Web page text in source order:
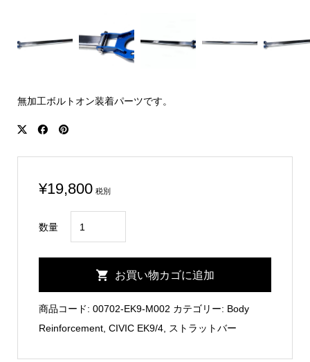
無加工ボルトオン装着パーツです。
¥19,800 税別
数量
EK9
Rear
Bar
お買い物カゴに追加
商品コード: 00702-EK9-M002 カテゴリー: Body
Reinforcement, CIVIC EK9/4, ストラットバー